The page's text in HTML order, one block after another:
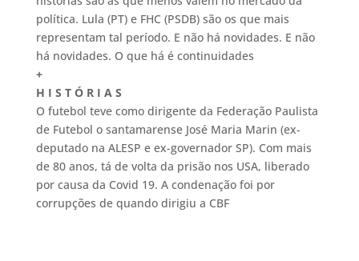
política. Lula (PT) e FHC (PSDB) são os que mais
representam tal período. E não há novidades. E não
há novidades. O que há é continuidades
+
H I S T Ó R I A S
O futebol teve como dirigente da Federação Paulista
de Futebol o santamarense José Maria Marin (ex-
deputado na ALESP e ex-governador SP). Com mais
de 80 anos, tá de volta da prisão nos USA, liberado
por causa da Covid 19. A condenação foi por
corrupções de quando dirigiu a CBF